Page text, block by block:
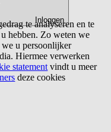
Inloggen
te analyseren en te
hebben. Zo weten we
u persoonlijker
Hiermee verwerken
statement vindt u meer
deze cookies